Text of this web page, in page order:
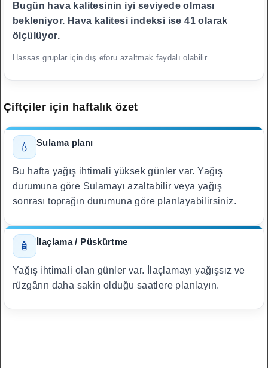
Bugün hava kalitesinin iyi seviyede olması
bekleniyor. Hava kalitesi indeksi ise 41 olarak
ölçülüyor.
Hassas gruplar için dış eforu azaltmak faydalı olabilir.
Çiftçiler için haftalık özet
💧 Sulama planı
Bu hafta yağış ihtimali yüksek günler var. Yağış
durumuna göre Sulamayı azaltabilir veya yağış
sonrası toprağın durumuna göre planlayabilirsiniz.
🧴 İlaçlama / Püskürtme
Yağış ihtimali olan günler var. İlaçlamayı yağışsız ve
rüzgârın daha sakin olduğu saatlere planlayın.